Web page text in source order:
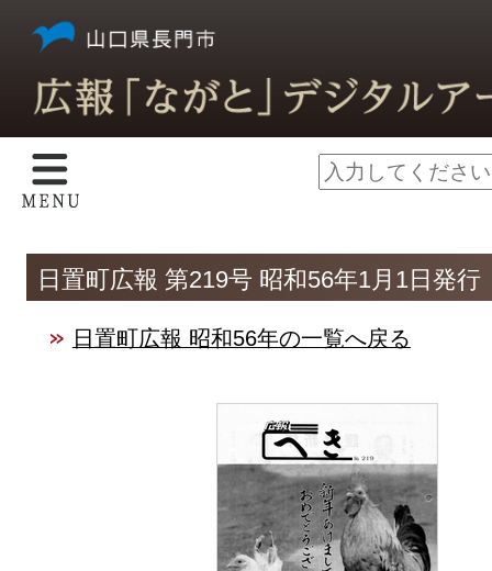
日置町広報 第219号 昭和56年1月1日発行
日置町広報 昭和56年の一覧へ戻る